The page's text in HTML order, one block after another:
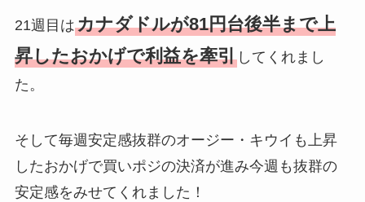
21週目はカナダドルが81円台後半まで上
昇したおかげで利益を牽引してくれまし
た。
そして毎週安定感抜群のオージー・キウイも上昇
したおかげで買いポジの決済が進み今週も抜群の
安定感をみせてくれました！